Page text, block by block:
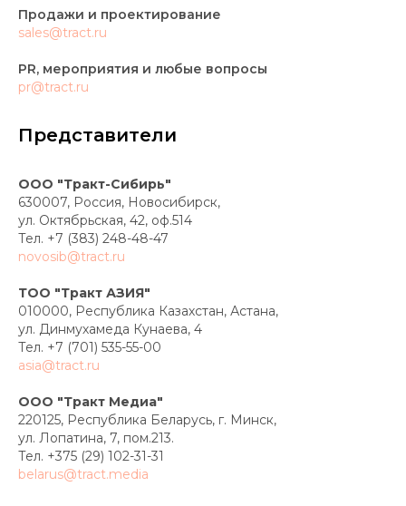
Продажи и проектирование
sales@tract.ru
PR, мероприятия и любые вопросы
pr@tract.ru
Представители
ООО "Тракт-Сибирь"
630007, Россия, Новосибирск,
ул. Октябрьская, 42, оф.514
Тел. +7 (383) 248-48-47
novosib@tract.ru
ТОО "Тракт АЗИЯ"
010000, Республика Казахстан, Астана,
ул. Динмухамеда Кунаева, 4
Тел. +7 (701) 535-55-00
asia@tract.ru
ООО "Тракт Медиа"
220125, Республика Беларусь, г. Минск,
ул. Лопатина, 7, пом.213.
Тел. +375 (29) 102-31-31
belarus@tract.media